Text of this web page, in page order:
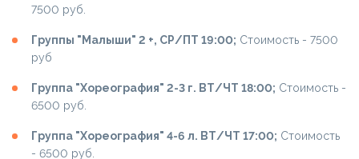
7500 руб.
Группы "Малыши" 2 +, СР/ПТ 19:00; Cтоимость - 7500
руб
Группа "Хореография" 2-3 г. ВТ/ЧТ 18:00; Cтоимость -
6500 руб.
Группа "Хореография" 4-6 л. ВТ/ЧТ 17:00; Cтоимость
- 6500 руб.